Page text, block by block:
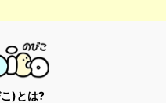
)とは?